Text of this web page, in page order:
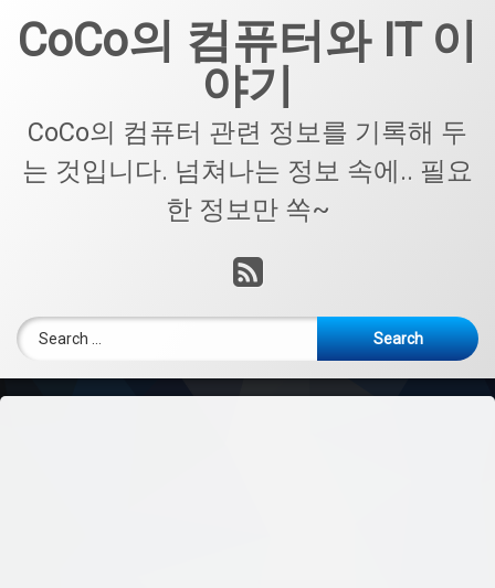
content
CoCo의 컴퓨터와 IT 이
야기
CoCo의 컴퓨터 관련 정보를 기록해 두
는 것입니다. 넘쳐나는 정보 속에.. 필요
한 정보만 쏙~
RSS
Search for: